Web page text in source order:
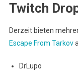
Twitch
Derzeit bieten
Escape From Tarkov
DrLupo